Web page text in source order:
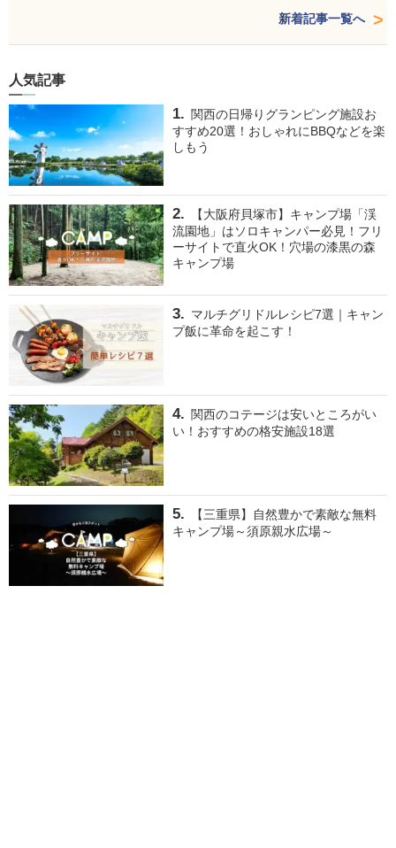
新着記事一覧へ
人気記事
関西の日帰りグランピング施設お
すすめ20選！おしゃれにBBQなどを楽
しもう
【大阪府貝塚市】キャンプ場「渓
流園地」はソロキャンパー必見！フリ
ーサイトで直火OK！穴場の漆黒の森
キャンプ場
マルチグリドルレシピ7選｜キャン
プ飯に革命を起こす！
関西のコテージは安いところがい
い！おすすめの格安施設18選
【三重県】自然豊かで素敵な無料
キャンプ場～須原親水広場～